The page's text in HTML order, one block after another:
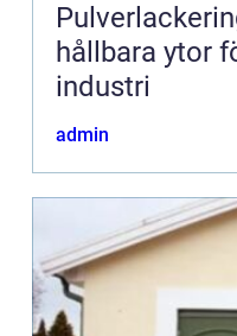
hållbara ytor
industri
admin